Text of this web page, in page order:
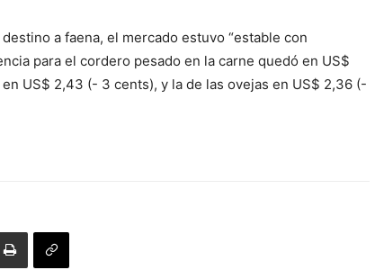
a faena, el mercado estuvo “estable con
para el cordero pesado en la carne quedó en US$
US$ 2,43 (- 3 cents), y la de las ovejas en US$ 2,36 (-